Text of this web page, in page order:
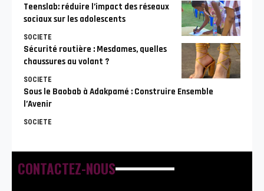
Teenslab: réduire l’impact des réseaux
sociaux sur les adolescents
SOCIETE
Sécurité routière : Mesdames, quelles
chaussures au volant ?
SOCIETE
Sous le Baobab à Adakpamé : Construire Ensemble
l’Avenir
SOCIETE
CONTACTEZ-NOUS